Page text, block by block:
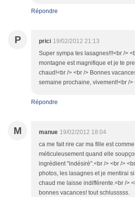
Répondre
P prici 19/02/2012 21:13
Super sympa tes lasagnes!!!<br />
montagne est magnifique et je te
chaud!<br /> <br /> Bonnes
semaine prochaine, vivement!<br />
Répondre
M manue 19/02/2012 18:04
ca me fait rire car ma fille est
méticuleusement quand elle
ingrédient "indésiré".<br /> <br />
photos, les lasagnes et je mentirai
chaud me laisse indifférente.<br />
bonnes vacances! tout schlusssss.